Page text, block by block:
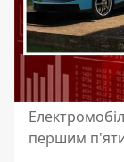
першим